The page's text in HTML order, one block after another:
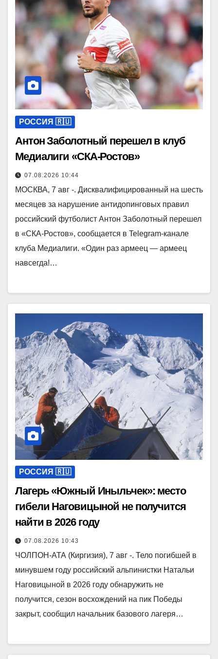
РОССИЯ 🇷🇺
Антон Заболотный перешел в клуб
Медиалиги «СКА-Ростов»
07.08.2026 10:44
МОСКВА, 7 авг -. Дисквалифицированный на шесть
месяцев за нарушение антидопинговых правил
российский футболист Антон Заболотный перешел
в «СКА-Ростов», сообщается в Telegram-канале
клуба Медиалиги. «Один раз армеец — армеец
навсегда!…
РОССИЯ 🇷🇺
Лагерь «Южный Иныльчек»: место
гибели Наговицыной не получится
найти в 2026 году
07.08.2026 10:43
ЧОЛПОН-АТА (Киргизия), 7 авг -. Тело погибшей в
минувшем году российский альпинистки Натальи
Наговицыной в 2026 году обнаружить не
получится, сезон восхождений на пик Победы
закрыт, сообщил начальник базового лагеря…